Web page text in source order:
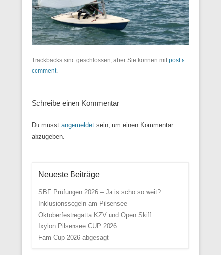
Trackbacks sind geschlossen, aber Sie können mitpost a
comment.
Schreibe einen Kommentar
Du musst angemeldet sein, um einen Kommentar
abzugeben.
Neueste Beiträge
SBF Prüfungen 2026 – Ja is scho so weit?
Inklusionssegeln am Pilsensee
Oktoberfestregatta KZV und Open Skiff
Ixylon Pilsensee CUP 2026
Fam Cup 2026 abgesagt